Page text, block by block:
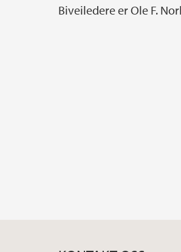
Biveiledere er Ole F.